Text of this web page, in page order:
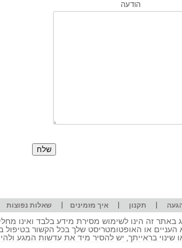
הודעה
| תקנון |איך מזמינים | שאלות נפוצות
באתר זה הינו לשימוש מסירת מידע בלבד ואינו
העניים או האופטומטריסט שלך בכל הקשור
שינוי בראייתך, יש להסיר מיד את עדשות המגע